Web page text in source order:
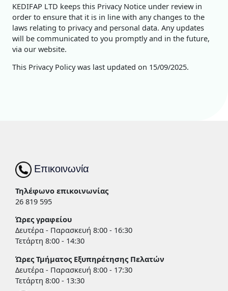
KEDIFAP LTD keeps this Privacy Notice under review in
order to ensure that it is in line with any changes to the
laws relating to privacy and personal data. Any updates
will be communicated to you promptly and in the future,
via our website.
This Privacy Policy was last updated on 15/09/2025.
Επικοινωνία
Τηλέφωνο επικοινωνίας
26 819 595
Ώρες γραφείου
Δευτέρα - Παρασκευή 8:00 - 16:30
Τετάρτη 8:00 - 14:30
Ώρες Τμήματος Εξυπηρέτησης Πελατών
Δευτέρα - Παρασκευή 8:00 - 17:30
Τετάρτη 8:00 - 13:30